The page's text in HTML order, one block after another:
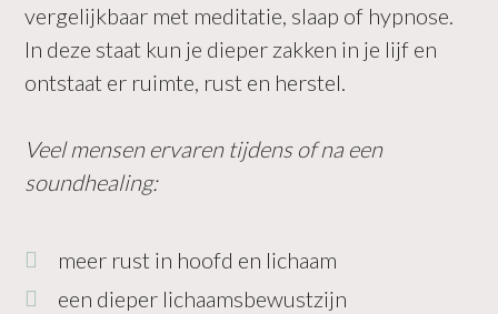
vergelijkbaar met meditatie, slaap of hypnose.
In deze staat kun je dieper zakken in je lijf en
ontstaat er ruimte, rust en herstel.
Veel mensen ervaren tijdens of na een
soundhealing:
meer rust in hoofd en lichaam
een dieper lichaamsbewustzijn